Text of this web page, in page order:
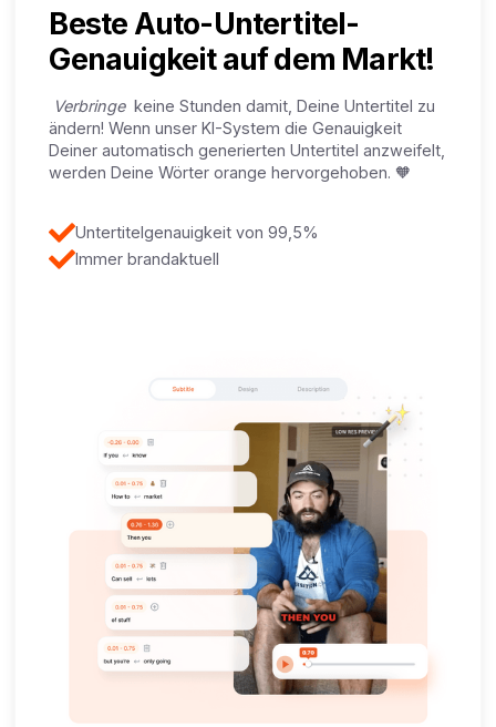
Beste Auto-Untertitel-
Genauigkeit auf dem Markt!
Verbringe keine Stunden damit, Deine Untertitel zu
ändern! Wenn unser KI-System die Genauigkeit
Deiner automatisch generierten Untertitel anzweifelt,
werden Deine Wörter orange hervorgehoben. 🧡
Untertitelgenauigkeit von 99,5%
Immer brandaktuell